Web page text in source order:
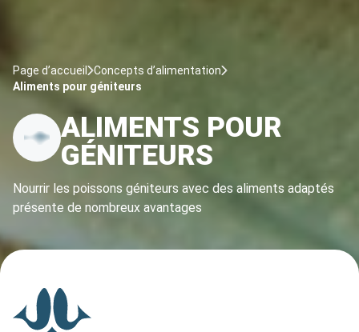
Page d’accueil
Concepts d’alimentation
Aliments pour géniteurs
ALIMENTS POUR
GÉNITEURS
Nourrir les poissons géniteurs avec des aliments adaptés
présente de nombreux avantages